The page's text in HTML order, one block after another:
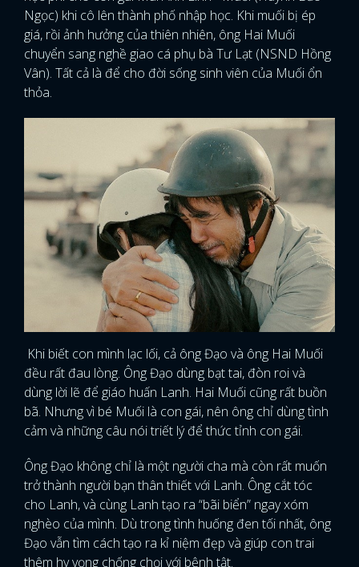
Ngọc) khi cô lên thành phố nhập học. Khi muối bị ép
giá, rồi ảnh hưởng của thiên nhiên, ông Hai Muối
chuyển sang nghề giao cá phụ bà Tư Lạt (NSND Hồng
Vân). Tất cả là để cho đời sống sinh viên của Muối ổn
thỏa.
Khi biết con mình lạc lối, cả ông Đạo và ông Hai Muối
đều rất đau lòng. Ông Đạo dùng bạt tai, đòn roi và
dùng lời lẽ để giáo huấn Lanh. Hai Muối cũng rất buồn
bã. Nhưng vì bé Muối là con gái, nên ông chỉ dùng tình
cảm và những câu nói triết lý để thức tỉnh con gái.
Ông Đạo không chỉ là một người cha mà còn rất muốn
trở thành người bạn thân thiết với Lanh. Ông cắt tóc
cho Lanh, và cùng Lanh tạo ra “bãi biển” ngay xóm
nghèo của mình. Dù trong tình huống đen tối nhất, ông
Đạo vẫn tìm cách tạo ra kỉ niệm đẹp và giúp con trai
thêm hy vọng chống chọi với bệnh tật.